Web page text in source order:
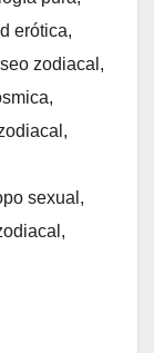
erótica,
zodiacal ,
,
,
sexual ,
,